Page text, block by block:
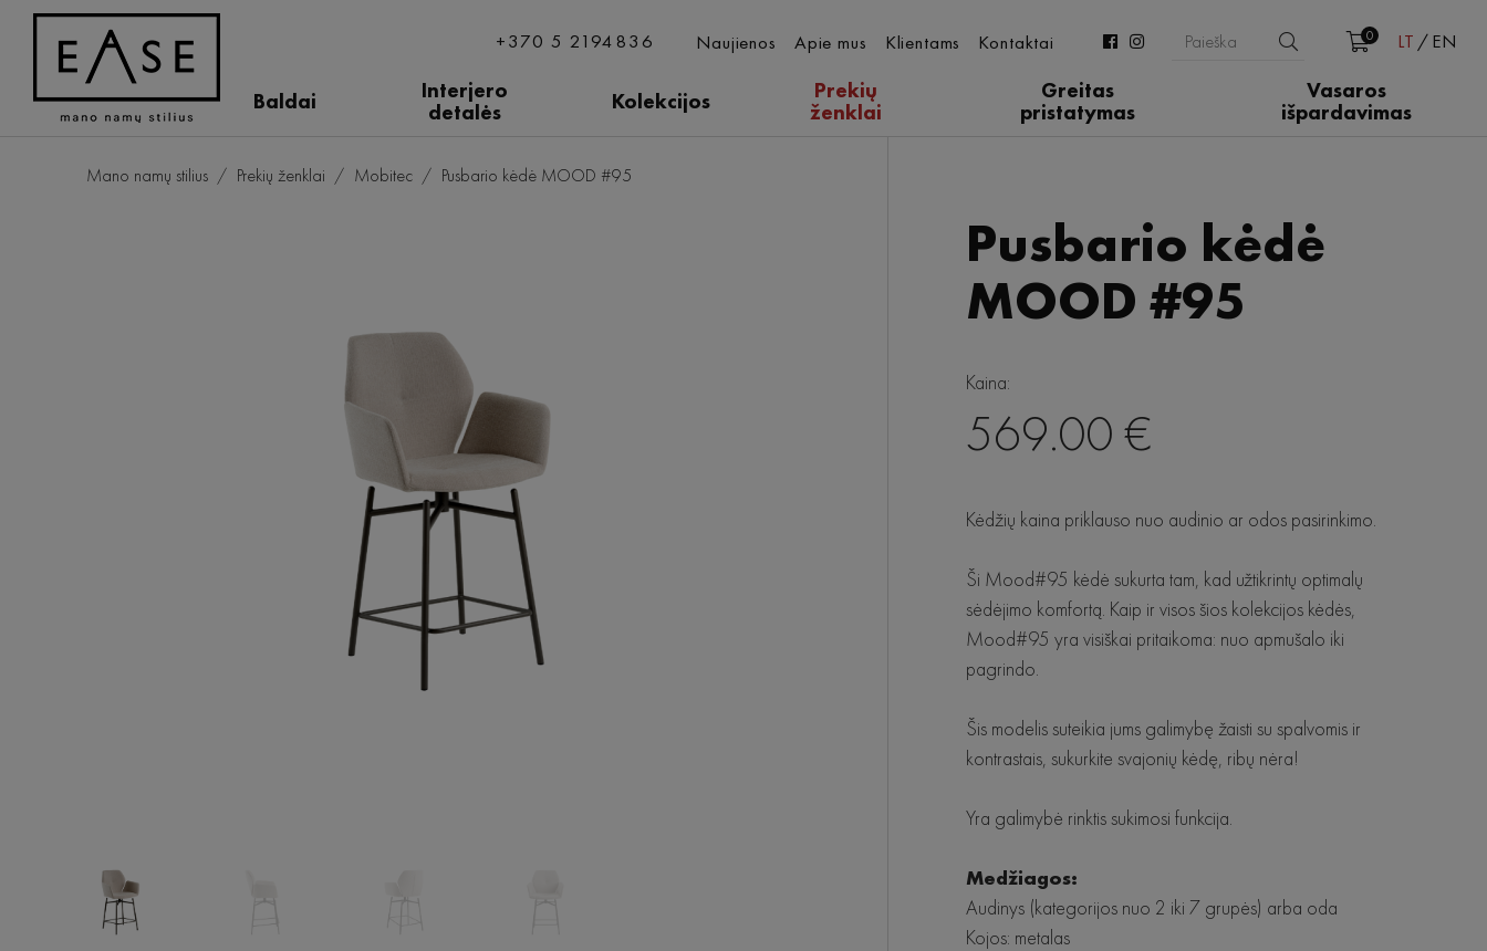
+370 5 2194836 Naujienos Apie mus Klientams Kontaktai 0 LT EN
Baldai
Interjero
detalės
Kolekcijos
Prekių
ženklai
Greitas
pristatymas
Vasaros
išpardavimas
Mano namų stilius Prekių ženklai Mobitec Pusbario kėdė MOOD #95
Pusbario kėdė
MOOD #95
Kaina:
569.00 €
Kėdžių kaina priklauso nuo audinio ar odos pasirinkimo.
Ši Mood#95 kėdė sukurta tam, kad užtikrintų optimalų
sėdėjimo komfortą. Kaip ir visos šios kolekcijos kėdės,
Mood#95 yra visiškai pritaikoma: nuo apmušalo iki
pagrindo.
Šis modelis suteikia jums galimybę žaisti su spalvomis ir
kontrastais, sukurkite svajonių kėdę, ribų nėra!
Yra galimybė rinktis sukimosi funkcija.
Medžiagos:
Audinys (kategorijos nuo 2 iki 7 grupės) arba oda
Kojos: metalas